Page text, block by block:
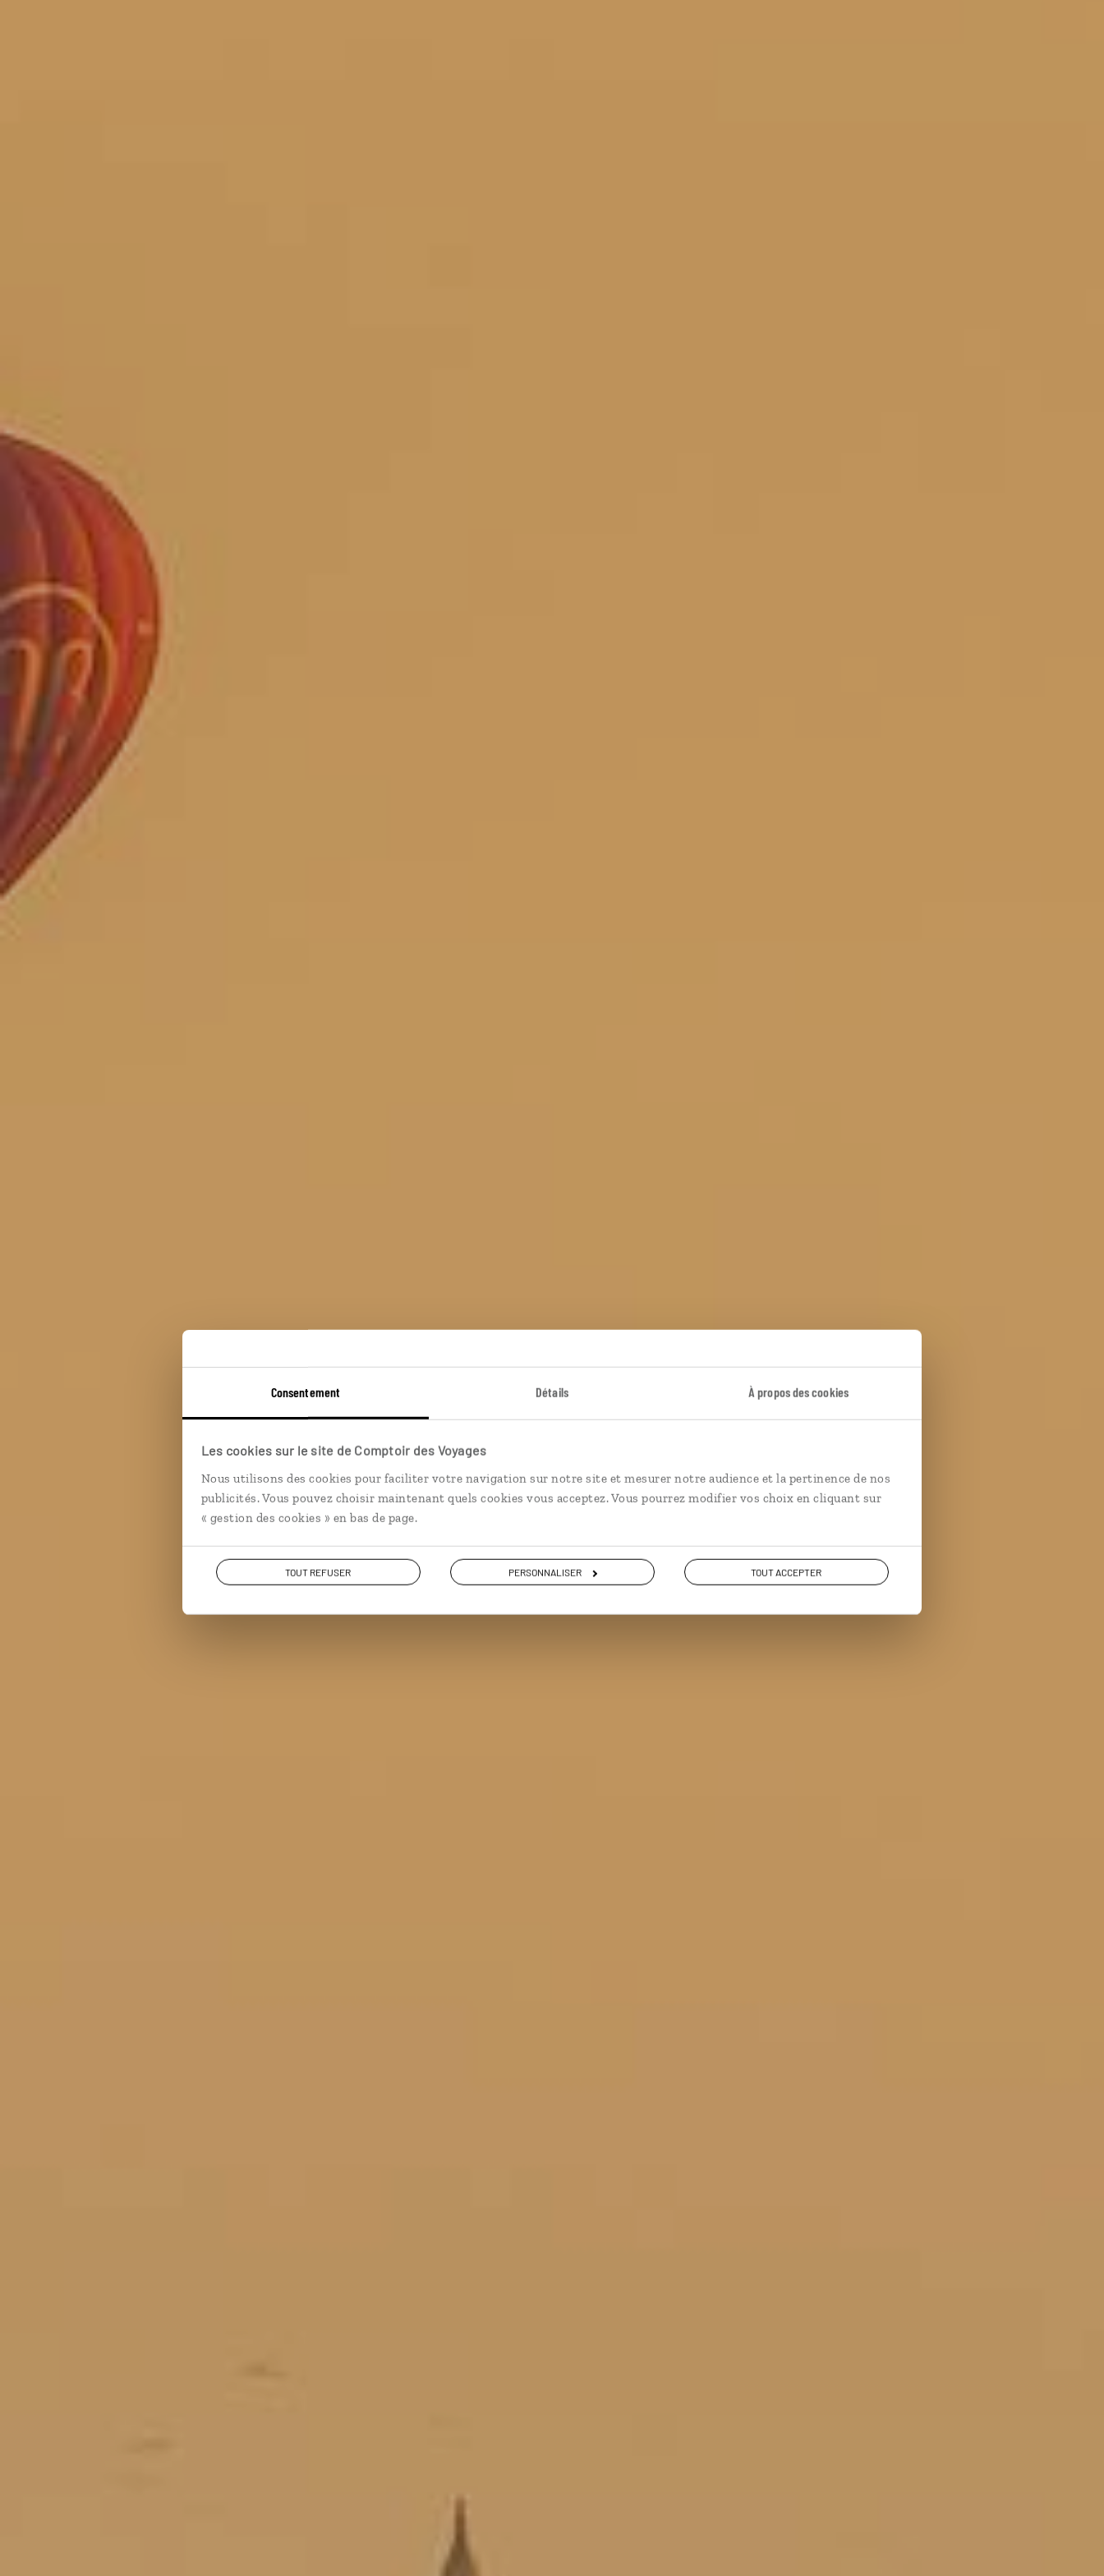
Consentement Détails À propos des cookies
Les cookies sur le site de Comptoir des Voyages
Nous utilisons des cookies pour faciliter votre navigation sur notre site et mesurer notre audience et la pertinence de nos
publicités. Vous pouvez choisir maintenant quels cookies vous acceptez. Vous pourrez modifier vos choix en cliquant sur
« gestion des cookies » en bas de page.
TOUT REFUSER PERSONNALISER TOUT ACCEPTER
Divine idylle
Lune de miel en Birmanie avec un survol de Bagan en montgolfière.
VOIR LA GALERIE PHOTOS